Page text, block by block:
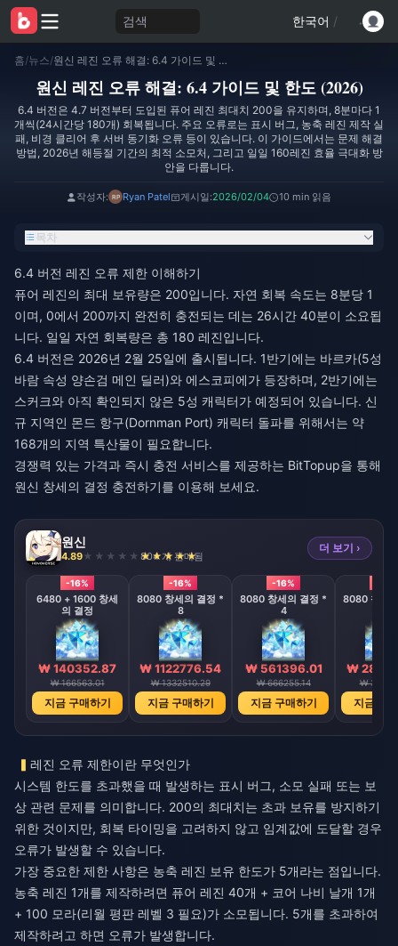
검색 한국어 /
홈/뉴스/ 원신 레진 오류 해결: 6.4 가이드 및 한도 (2026)
원신 레진 오류 해결: 6.4 가이드 및 한도 (2026)
6.4 버전은 4.7 버전부터 도입된 퓨어 레진 최대치 200을 유지하며, 8분마다 1
개씩(24시간당 180개) 회복됩니다. 주요 오류로는 표시 버그, 농축 레진 제작 실
패, 비경 클리어 후 서버 동기화 오류 등이 있습니다. 이 가이드에서는 문제 해결
방법, 2026년 해등절 기간의 최적 소모처, 그리고 일일 160레진 효율 극대화 방
안을 다룹니다.
작성자: Ryan Patel 게시일:2026/02/04 10 min 읽음
목차
6.4 버전 레진 오류 제한 이해하기
퓨어 레진의 최대 보유량은 200입니다. 자연 회복 속도는 8분당 1
이며, 0에서 200까지 완전히 충전되는 데는 26시간 40분이 소요됩
니다. 일일 자연 회복량은 총 180 레진입니다.
6.4 버전은 2026년 2월 25일에 출시됩니다. 1반기에는 바르카(5성
바람 속성 양손검 메인 딜러)와 에스코피에가 등장하며, 2반기에는
스커크와 아직 확인되지 않은 5성 캐릭터가 예정되어 있습니다. 신
규 지역인 몬드 항구(Dornman Port) 캐릭터 돌파를 위해서는 약
168개의 지역 특산물이 필요합니다.
경쟁력 있는 가격과 즉시 충전 서비스를 제공하는 BitTopup을 통해
원신 창세의 결정 충전하기를 이용해 보세요.
원신
4.89 804 개 판매됨
더 보기 ›
-16%
6480 + 1600 창세
의 결정
₩ 140352.87
₩ 166563.01
지금 구매하기
-16%
8080 창세의 결정 *
8
₩ 1122776.54
₩ 1332510.29
지금 구매하기
-16%
8080 창세의 결정 *
4
₩ 561396.01
₩ 666255.14
지금 구매하기
8080 창세
₩
₩
지금 구
레진 오류 제한이란 무엇인가
시스템 한도를 초과했을 때 발생하는 표시 버그, 소모 실패 또는 보
상 관련 문제를 의미합니다. 200의 최대치는 초과 보유를 방지하기
위한 것이지만, 회복 타이밍을 고려하지 않고 임계값에 도달할 경우
오류가 발생할 수 있습니다.
가장 중요한 제한 사항은 농축 레진 보유 한도가 5개라는 점입니다.
농축 레진 1개를 제작하려면 퓨어 레진 40개 + 코어 나비 날개 1개
+ 100 모라(리월 평판 레벨 3 필요)가 소모됩니다. 5개를 초과하여
제작하려고 하면 오류가 발생합니다.